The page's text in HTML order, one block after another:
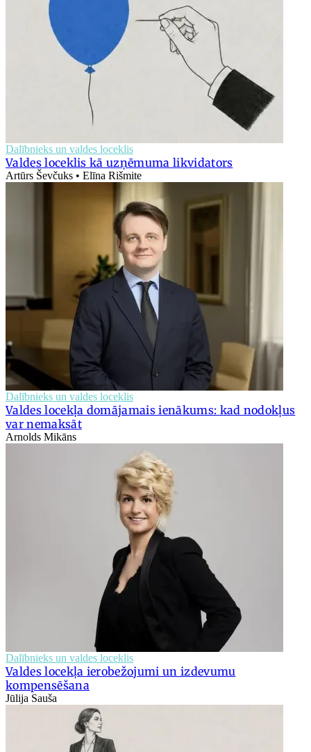
Dalībnieks un valdes loceklis
Valdes loceklis kā uzņēmuma likvidators
Artūrs Ševčuks • Elīna Rišmite
Dalībnieks un valdes loceklis
Valdes locekļa domājamais ienākums: kad nodokļus
var nemaksāt
Arnolds Mikāns
Dalībnieks un valdes loceklis
Valdes locekļa ierobežojumi un izdevumu
kompensēšana
Jūlija Sauša